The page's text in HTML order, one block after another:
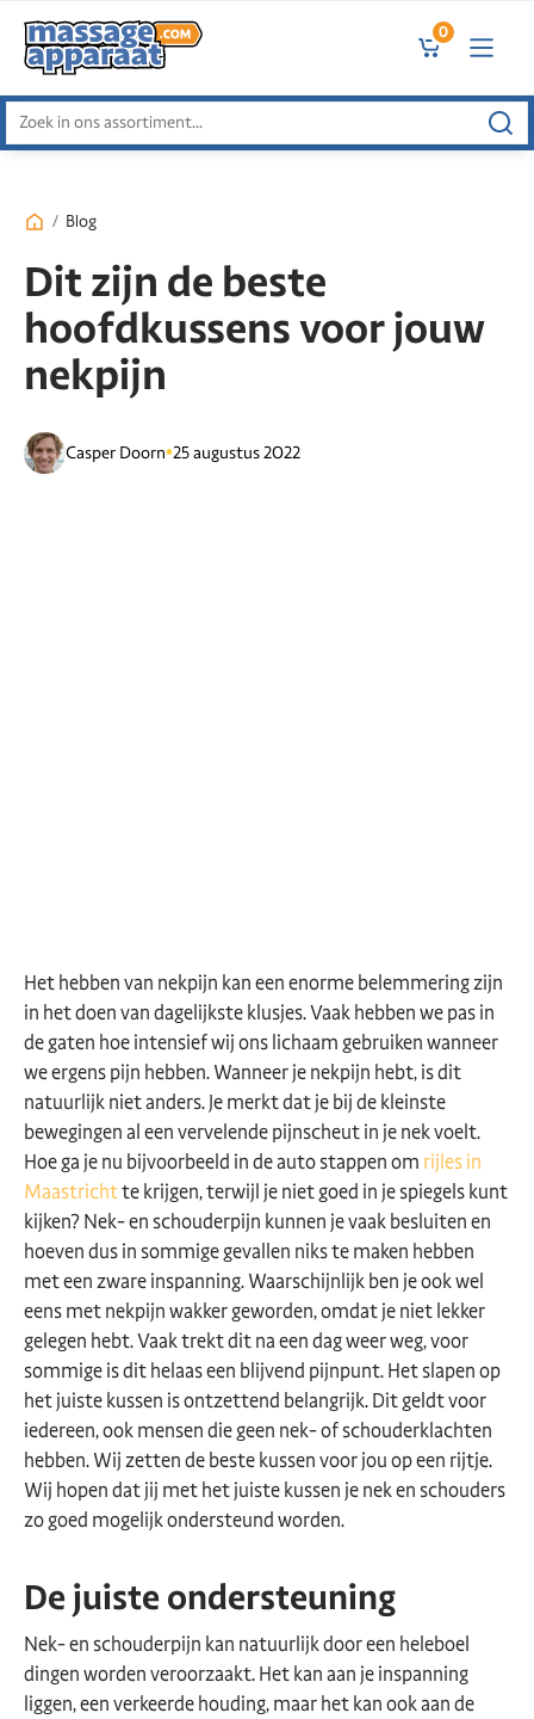
0
Zoeken
naar:
/ Blog
Dit zijn de beste
hoofdkussens voor jouw
nekpijn
Casper Doorn•25 augustus 2022
Het hebben van nekpijn kan een enorme belemmering zijn
in het doen van dagelijkste klusjes. Vaak hebben we pas in
de gaten hoe intensief wij ons lichaam gebruiken wanneer
we ergens pijn hebben. Wanneer je nekpijn hebt, is dit
natuurlijk niet anders. Je merkt dat je bij de kleinste
bewegingen al een vervelende pijnscheut in je nek voelt.
Hoe ga je nu bijvoorbeeld in de auto stappen om rijles in
Maastrichtte krijgen, terwijl je niet goed in je spiegels kunt
kijken? Nek- en schouderpijn kunnen je vaak besluiten en
hoeven dus in sommige gevallen niks te maken hebben
met een zware inspanning. Waarschijnlijk ben je ook wel
eens met nekpijn wakker geworden, omdat je niet lekker
gelegen hebt. Vaak trekt dit na een dag weer weg, voor
sommige is dit helaas een blijvend pijnpunt. Het slapen op
het juiste kussen is ontzettend belangrijk. Dit geldt voor
iedereen, ook mensen die geen nek- of schouderklachten
hebben. Wij zetten de beste kussen voor jou op een rijtje.
Wij hopen dat jij met het juiste kussen je nek en schouders
zo goed mogelijk ondersteund worden.
De juiste ondersteuning
Nek- en schouderpijn kan natuurlijk door een heleboel
dingen worden veroorzaakt. Het kan aan je inspanning
liggen, een verkeerde houding, maar het kan ook aan de